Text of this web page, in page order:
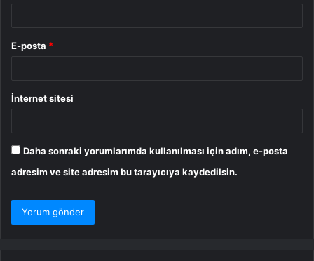
E-posta *
İnternet sitesi
Daha sonraki yorumlarımda kullanılması için adım, e-posta
adresim ve site adresim bu tarayıcıya kaydedilsin.